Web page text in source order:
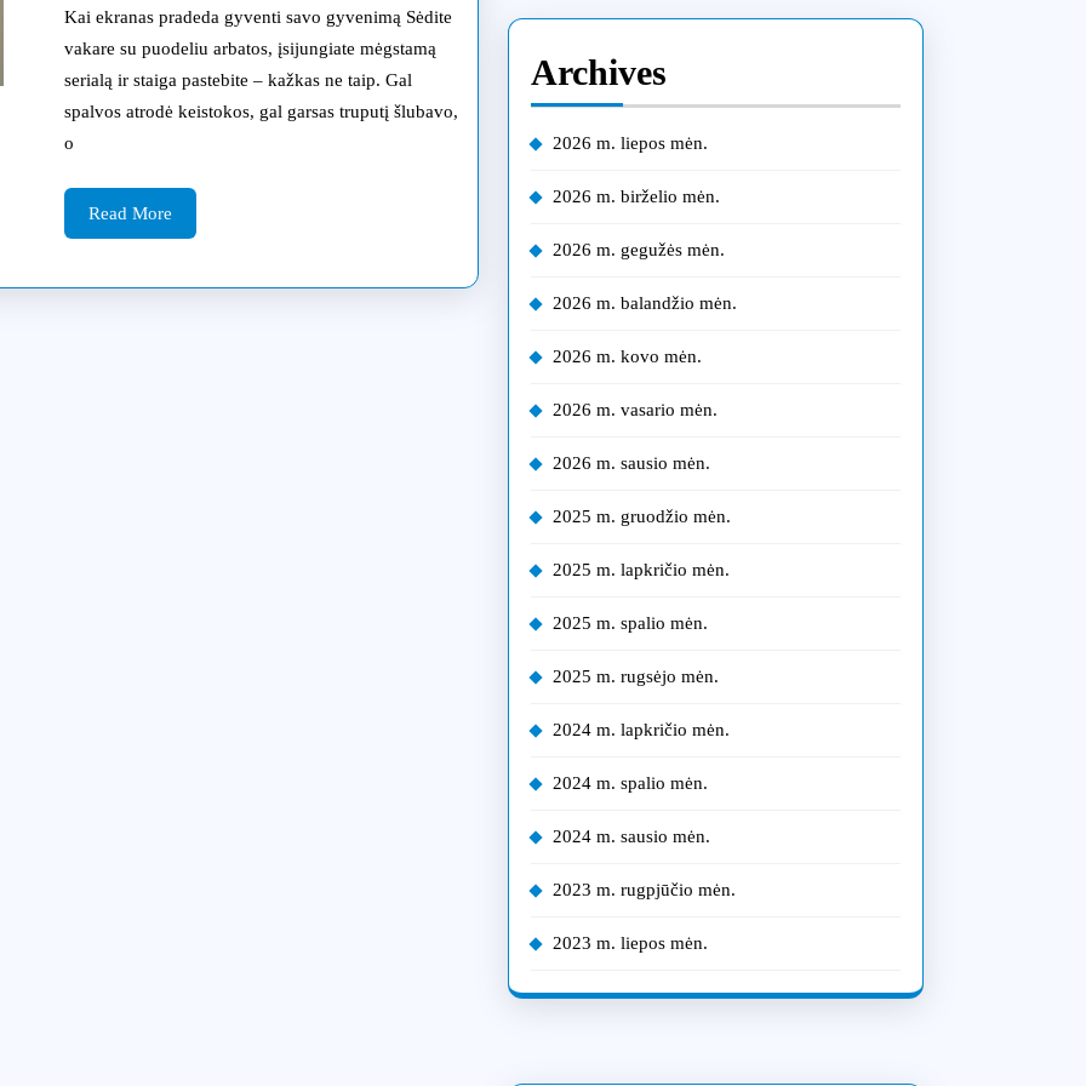
televizoriui
reikalinga
profesionali
Kai ekranas pradeda gyventi savo gyvenimą Sėdite
vakare su puodeliu arbatos, įsijungiate mėgstamą
serialą ir staiga pastebite – kažkas ne taip. Gal
spalvos atrodė keistokos, gal garsas truputį šlubavo,
o
Read MoreRead
More
Archives
2026 m. liepos mėn.
2026 m. birželio mėn.
2026 m. gegužės mėn.
2026 m. balandžio mėn.
2026 m. kovo mėn.
2026 m. vasario mėn.
2026 m. sausio mėn.
2025 m. gruodžio mėn.
2025 m. lapkričio mėn.
2025 m. spalio mėn.
2025 m. rugsėjo mėn.
2024 m. lapkričio mėn.
2024 m. spalio mėn.
2024 m. sausio mėn.
2023 m. rugpjūčio mėn.
2023 m. liepos mėn.